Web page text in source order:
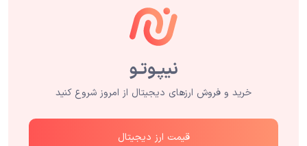
خرید و فروش ارزهای دیجیتال از امروز شروع کنید
قیمت ارز دیجیتال